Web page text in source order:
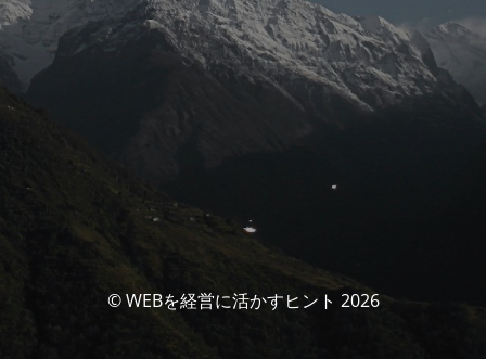
© WEBを経営に活かすヒント 2026